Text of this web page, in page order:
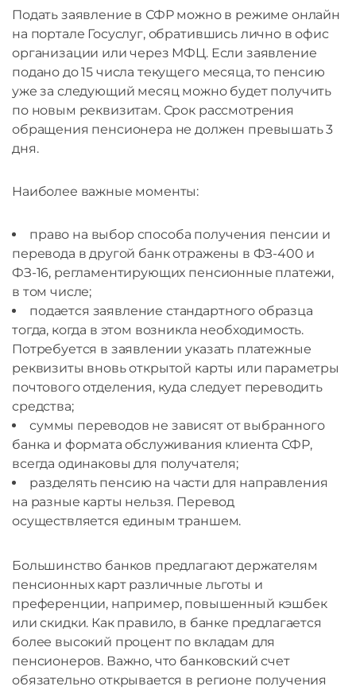
Подать заявление в СФР можно в режиме онлайн
на портале Госуслуг, обратившись лично в офис
организации или через МФЦ. Если заявление
подано до 15 числа текущего месяца, то пенсию
уже за следующий месяц можно будет получить
по новым реквизитам. Срок рассмотрения
обращения пенсионера не должен превышать 3
дня.
Наиболее важные моменты:
право на выбор способа получения пенсии и
перевода в другой банк отражены в ФЗ-400 и
ФЗ-16, регламентирующих пенсионные платежи,
в том числе;
подается заявление стандартного образца
тогда, когда в этом возникла необходимость.
Потребуется в заявлении указать платежные
реквизиты вновь открытой карты или параметры
почтового отделения, куда следует переводить
средства;
суммы переводов не зависят от выбранного
банка и формата обслуживания клиента СФР,
всегда одинаковы для получателя;
разделять пенсию на части для направления
на разные карты нельзя. Перевод
осуществляется единым траншем.
Большинство банков предлагают держателям
пенсионных карт различные льготы и
преференции, например, повышенный кэшбек
или скидки. Как правило, в банке предлагается
более высокий процент по вкладам для
пенсионеров. Важно, что банковский счет
обязательно открывается в регионе получения